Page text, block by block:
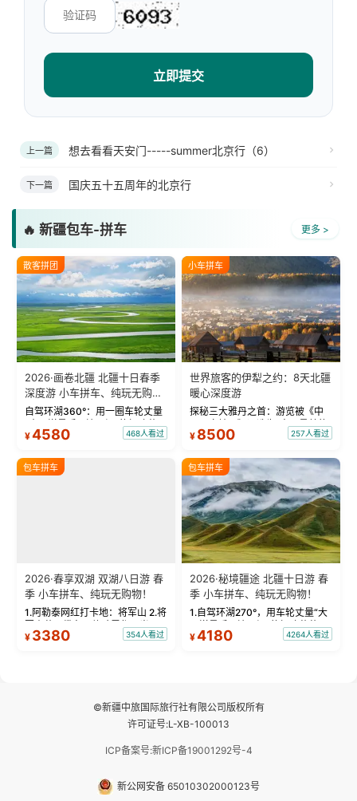
立即提交
上一篇 想去看看天安门-----summer北京行（6）
下一篇 国庆五十五周年的北京行
🔥 新疆包车-拼车 更多 >
散客拼团
2026·画卷北疆 北疆十日春季
深度游 小车拼车、纯玩无购
物！
自驾环湖360°：用一圈车轮丈量
“大西洋最后一滴眼泪”的极致蔚
蓝。 赛湖旅拍：甄选多款风格服
绝美瞬间。 赛湖坦克300跟车视
频：专业摄影师...
¥4580 468人看过
小车拼车
世界旅客的伊犁之约：8天北疆
暖心深度游
探秘三大雅丹之首：游览被《中
国国家地理》评选为“中国最美的
三大雅丹”第一名的克拉玛依魔鬼
瓦人最大村落——禾木村，欣赏
晨雾与小木...
¥ 8500 257人看过
包车拼车
2026·春享双湖 双湖八日游 春
季 小车拼车、纯玩无购物！
1.阿勒泰网红打卡地：将军山 2.将
军山落日缆车，体验雪都风光 3.
将军山，夕阳派对，蹦迪party 4.
¥ 3380 354人看过
包车拼车
2026·秘境疆途 北疆十日游 春
季 小车拼车、纯玩无购物！
1.自驾环湖270°，用车轮丈量“大
西洋最后一滴眼泪”的极致蔚蓝，
让雪山、花海与深邃湖水在转弯
¥4180 4264人看过
©新疆中旅国际旅行社有限公司版权所有
许可证号:L-XB-100013
ICP备案号:新ICP备19001292号-4
新公网安备 65010302000123号